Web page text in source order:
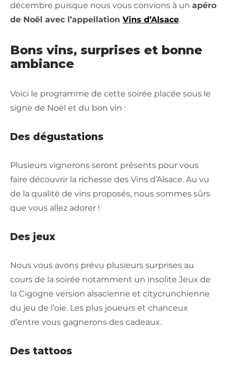
décembre puisque nous vous convions à un apéro
de Noël avec l’appellation Vins d’Alsace.
Bons vins, surprises et bonne
ambiance
Voici le programme de cette soirée placée sous le
signe de Noël et du bon vin :
Des dégustations
Plusieurs vignerons seront présents pour vous
faire découvrir la richesse des Vins d’Alsace. Au vu
de la qualité de vins proposés, nous sommes sûrs
que vous allez adorer !
Des jeux
Nous vous avons prévu plusieurs surprises au
cours de la soirée notamment un insolite Jeux de
la Cigogne version alsacienne et citycrunchienne
du jeu de l’oie. Les plus joueurs et chanceux
d’entre vous gagnerons des cadeaux.
Des tattoos